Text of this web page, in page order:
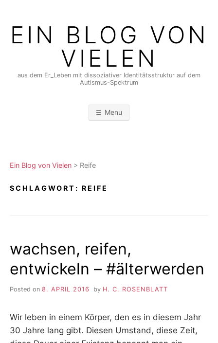
contentEIN BLOG VON
VIELEN
aus dem Er_Leben mit dissoziativer Identitätsstruktur auf dem
Autismus-Spektrum
Menu
Ein Blog von Vielen > Reife
SCHLAGWORT: REIFE
wachsen, reifen,
entwickeln – #älterwerden
Posted on 8. APRIL 2016 by H. C. ROSENBLATT
Wir leben in einem Körper, den es in diesem Jahr
30 Jahre lang gibt. Diesen Umstand, diese Zeit,